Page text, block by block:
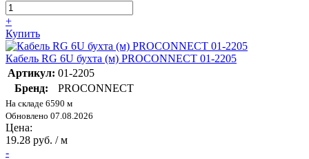
+
Купить
Кабель RG 6U бухта (м) PROCONNECT 01-2205
Артикул: 01-2205
Бренд:
PROCONNECT
На складе 6590 м
Обновлено 07.08.2026
Цена:
19.28 руб. / м
-